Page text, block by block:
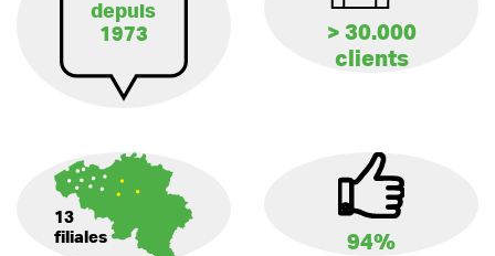
depuis
1973
> 30.000
clients
13
filiales
94%